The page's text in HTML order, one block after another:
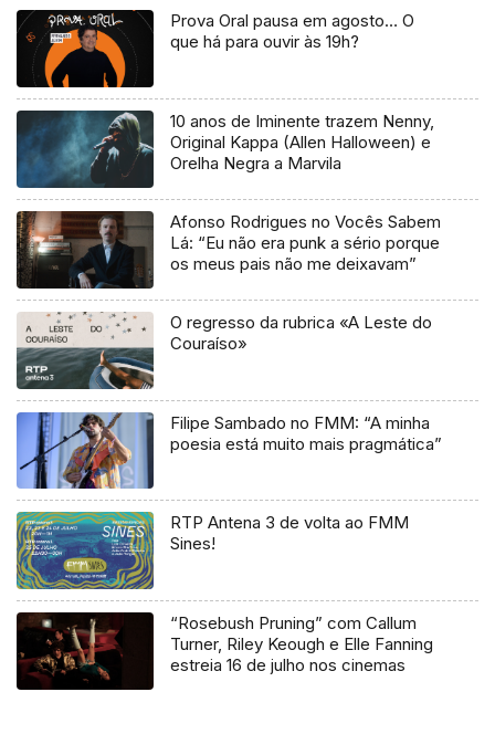
Prova Oral pausa em agosto… O
que há para ouvir às 19h?
10 anos de Iminente trazem Nenny,
Original Kappa (Allen Halloween) e
Orelha Negra a Marvila
Afonso Rodrigues no Vocês Sabem
Lá: “Eu não era punk a sério porque
os meus pais não me deixavam”
O regresso da rubrica «A Leste do
Couraíso»
Filipe Sambado no FMM: “A minha
poesia está muito mais pragmática”
RTP Antena 3 de volta ao FMM
Sines!
“Rosebush Pruning” com Callum
Turner, Riley Keough e Elle Fanning
estreia 16 de julho nos cinemas